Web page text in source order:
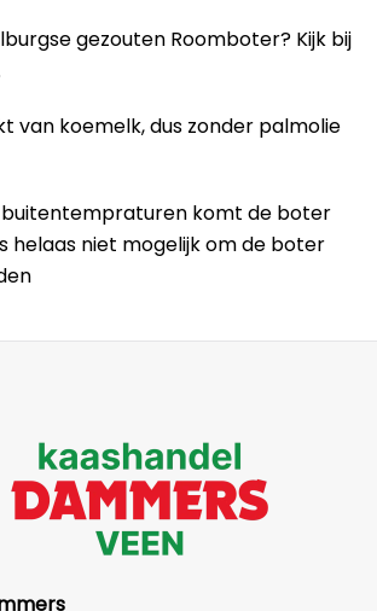
gezouten Roomboter? Kijk bij
van koemelk, dus zonder palmolie
buitentempraturen komt de boter
helaas niet mogelijk om de boter